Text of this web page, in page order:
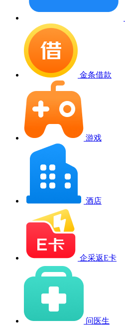
金条借款
游戏
酒店
企采返E卡
问医生